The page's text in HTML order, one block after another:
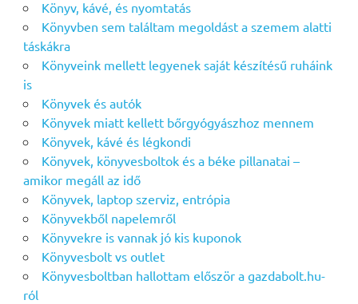
Könyv, kávé, és nyomtatás
Könyvben sem találtam megoldást a szemem alatti
táskákra
Könyveink mellett legyenek saját készítésű ruháink
is
Könyvek és autók
Könyvek miatt kellett bőrgyógyászhoz mennem
Könyvek, kávé és légkondi
Könyvek, könyvesboltok és a béke pillanatai –
amikor megáll az idő
Könyvek, laptop szerviz, entrópia
Könyvekből napelemről
Könyvekre is vannak jó kis kuponok
Könyvesbolt vs outlet
Könyvesboltban hallottam először a gazdabolt.hu-
ról